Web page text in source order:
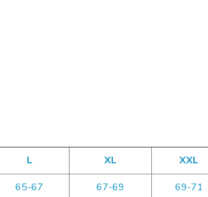
L XL
XXL
65-67 67-69
69-71